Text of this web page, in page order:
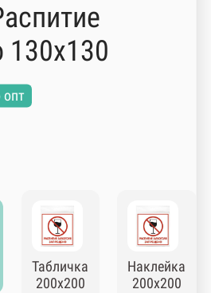
опт
Табличка
200х200
Наклейка
200х200